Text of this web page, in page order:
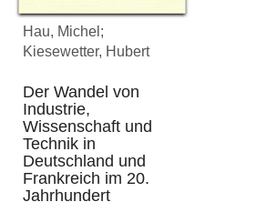
Hau, Michel;
Kiesewetter, Hubert
Der Wandel von
Industrie,
Wissenschaft und
Technik in
Deutschland und
Frankreich im 20.
Jahrhundert